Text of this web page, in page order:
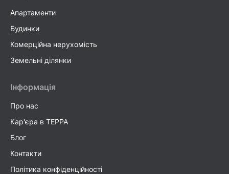
Апартаменти
Будинки
Комерційна нерухомість
Земельні ділянки
Інформація
Про нас
Кар'єра в TEPPA
Блог
Контакти
Політика конфіденційності